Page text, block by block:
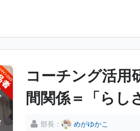
コーチング活用
間関係＝「らし
部長： めがゆかこ